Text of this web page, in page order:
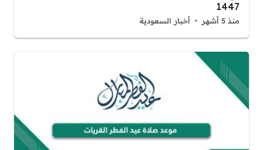
1447
منذ 5 أشهر أخبار السعودية